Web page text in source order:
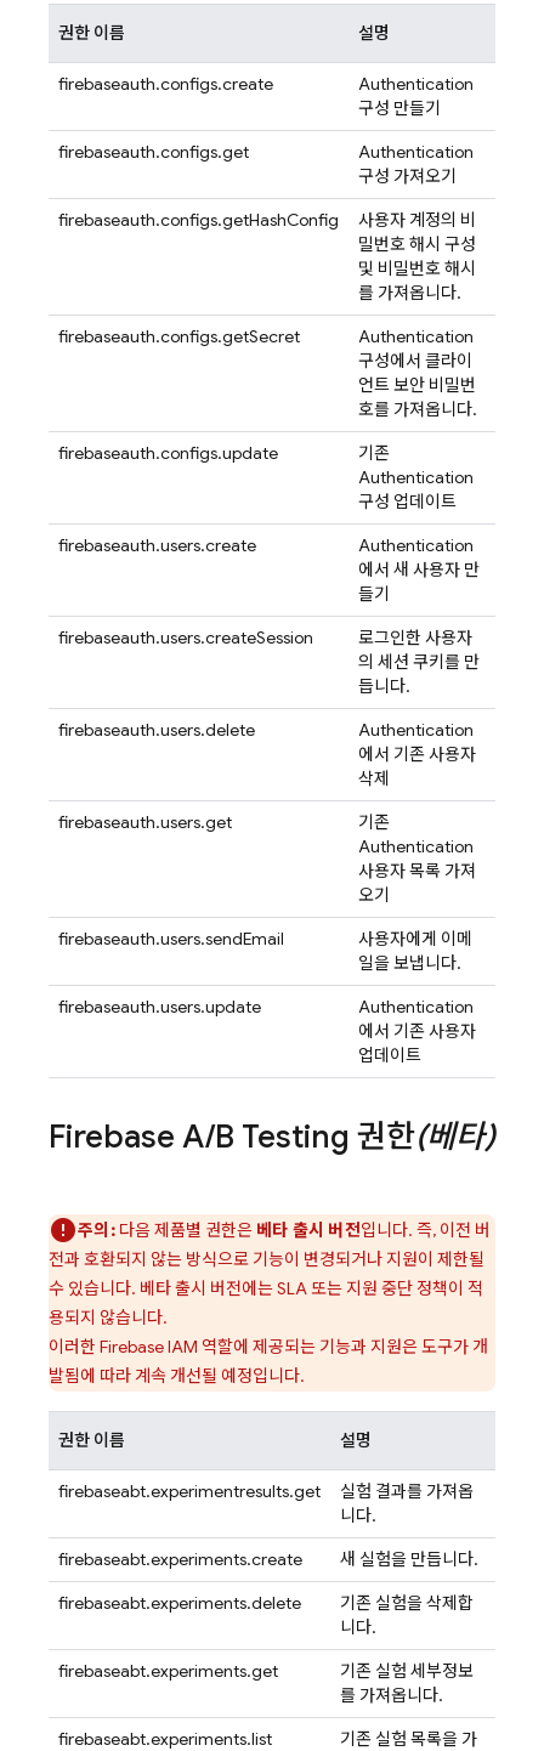
권한 이름 설명
firebaseauth.configs.create
Authentication
구성 만들기
firebaseauth.configs.get
Authentication
구성 가져오기
firebaseauth.configs.getHashConfig
사용자 계정의 비
밀번호 해시 구성
및 비밀번호 해시
를 가져옵니다.
firebaseauth.configs.getSecret
Authentication
구성에서 클라이
언트 보안 비밀번
호를 가져옵니다.
firebaseauth.configs.update
기존
Authentication
구성 업데이트
firebaseauth.users.create
Authentication
에서 새 사용자 만
들기
firebaseauth.users.createSession
로그인한 사용자
의 세션 쿠키를 만
듭니다.
firebaseauth.users.delete
Authentication
에서 기존 사용자
삭제
firebaseauth.users.get
기존
Authentication
사용자 목록 가져
오기
firebaseauth.users.sendEmail
사용자에게 이메
일을 보냅니다.
firebaseauth.users.update
Authentication
에서 기존 사용자
업데이트
Firebase A/B Testing 권한(베타)
주의:다음 제품별 권한은 베타 출시 버전입니다. 즉, 이전 버
전과 호환되지 않는 방식으로 기능이 변경되거나 지원이 제한될
수 있습니다. 베타 출시 버전에는 SLA 또는 지원 중단 정책이 적
용되지 않습니다.
이러한 Firebase IAM 역할에 제공되는 기능과 지원은 도구가 개
발됨에 따라 계속 개선될 예정입니다.
권한 이름 설명
firebaseabt.experimentresults.get
실험 결과를 가져옵
니다.
firebaseabt.experiments.create
새 실험을 만듭니다.
firebaseabt.experiments.delete
기존 실험을 삭제합
니다.
firebaseabt.experiments.get
기존 실험 세부정보
를 가져옵니다.
firebaseabt.experiments.list
기존 실험 목록을 가